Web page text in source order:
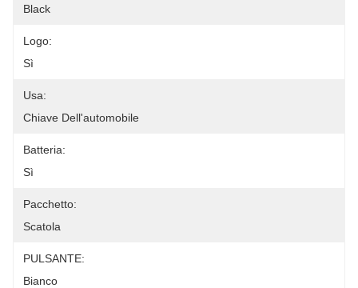
Black
Logo:
Sì
Usa:
Chiave Dell'automobile
Batteria:
Sì
Pacchetto:
Scatola
PULSANTE:
Bianco